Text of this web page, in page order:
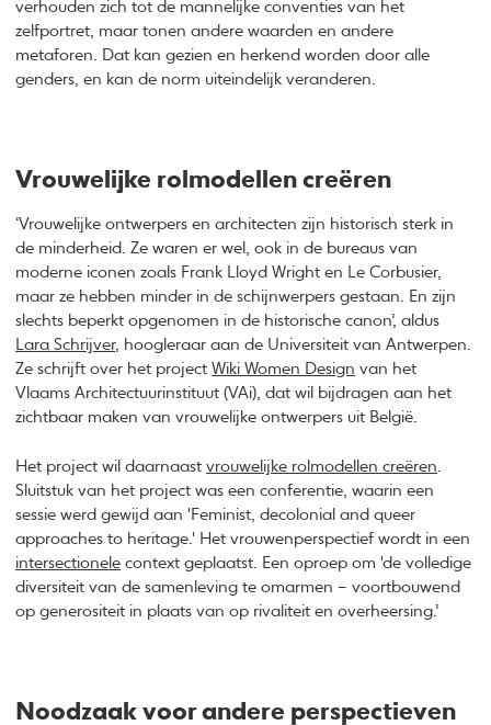
verhouden zich tot de mannelijke conventies van het
zelfportret, maar tonen andere waarden en andere
metaforen. Dat kan gezien en herkend worden door alle
genders, en kan de norm uiteindelijk veranderen.
Vrouwelijke rolmodellen creëren
‘Vrouwelijke ontwerpers en architecten zijn historisch sterk in
de minderheid. Ze waren er wel, ook in de bureaus van
moderne iconen zoals Frank Lloyd Wright en Le Corbusier,
maar ze hebben minder in de schijnwerpers gestaan. En zijn
slechts beperkt opgenomen in de historische canon’, aldus
Lara Schrijver, hoogleraar aan de Universiteit van Antwerpen.
Ze schrijft over het projectWiki Women Design van het
Vlaams Architectuurinstituut (VAi), dat wil bijdragen aan het
zichtbaar maken van vrouwelijke ontwerpers uit België.
Het project wil daarnaastvrouwelijke rolmodellen creëren
Sluitstuk van het project was een conferentie, waarin een
sessie werd gewijd aan 'Feminist, decolonial and queer
approaches to heritage.' Het vrouwenperspectief wordt in een
intersectionele context geplaatst. Een oproep om 'de volledige
diversiteit van de samenleving te omarmen – voortbouwend
op generositeit in plaats van op rivaliteit en overheersing.’
Noodzaak voor andere perspectieven